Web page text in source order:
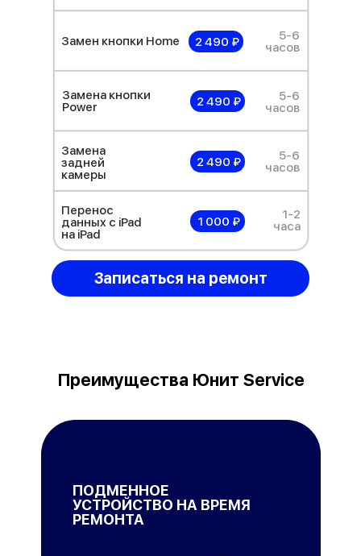
Замен кнопки Home 2 490 ₽
5-6
часов
Замена кнопки
Power
2 490 ₽
5-6
часов
Замена
задней
камеры
2 490 ₽
5-6
часов
Перенос
данных с iPad
на iPad
1 000 ₽
1-2
часа
Записаться на ремонт
Преимущества Юнит Service
ПОДМЕННОЕ
УСТРОЙСТВО НА ВРЕМЯ
РЕМОНТА